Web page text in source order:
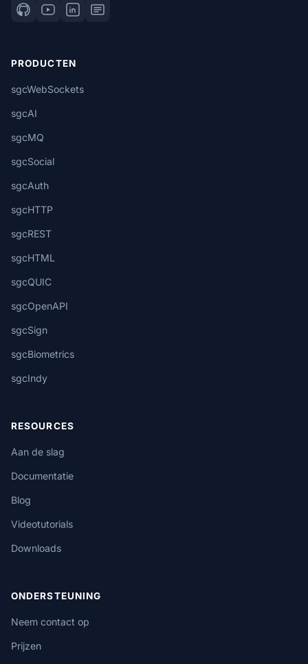
PRODUCTEN
sgcWebSockets
sgcAI
sgcMQ
sgcSocial
sgcAuth
sgcHTTP
sgcREST
sgcHTML
sgcQUIC
sgcOpenAPI
sgcSign
sgcBiometrics
sgcIndy
RESOURCES
Aan de slag
Documentatie
Blog
Videotutorials
Downloads
ONDERSTEUNING
Neem contact op
Prijzen